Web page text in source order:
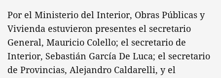
Por el Ministerio del Interior, Obras Públicas y
Vivienda estuvieron presentes el secretario
General, Mauricio Colello; el secretario de
Interior, Sebastián García De Luca; el secretario
de Provincias, Alejandro Caldarelli, y el